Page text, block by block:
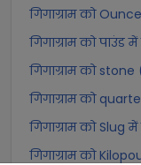
गिगाग्राम को
गिगाग्राम को पाउंड
गिगाग्राम को
गिगाग्राम को
गिगाग्राम को Slug
गिगाग्राम को